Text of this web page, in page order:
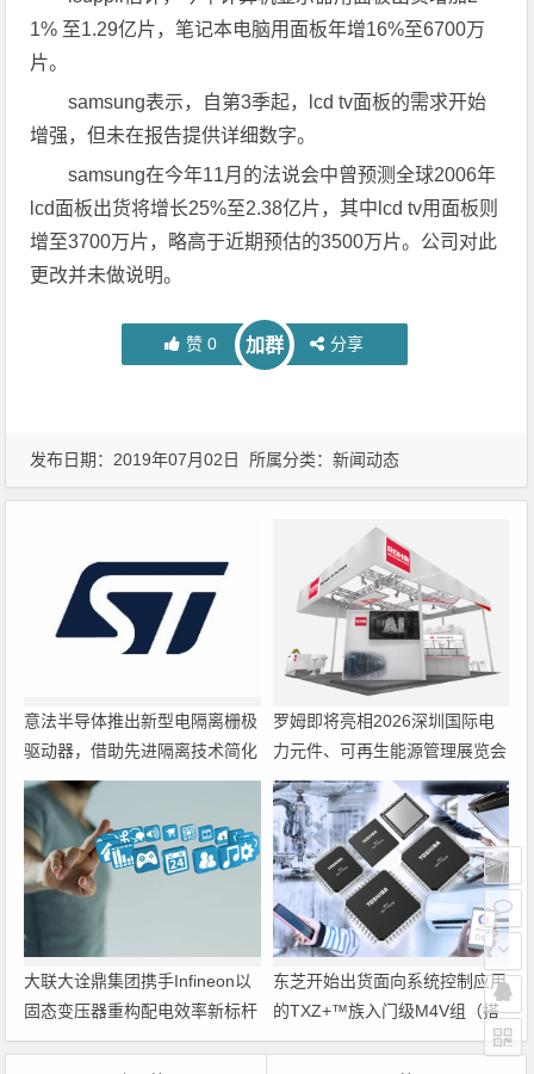
1% 至1.29亿片，笔记本电脑用面板年增16%至6700万
片。
samsung表示，自第3季起，lcd tv面板的需求开始
增强，但未在报告提供详细数字。
samsung在今年11月的法说会中曾预测全球2006年
lcd面板出货将增长25%至2.38亿片，其中lcd tv用面板则
增至3700万片，略高于近期预估的3500万片。公司对此
更改并未做说明。
赞 0 加群 分享
发布日期：2019年07月02日 所属分类：新闻动态
意法半导体推出新型电隔离栅极
驱动器，借助先进隔离技术简化
电源设计
罗姆即将亮相2026深圳国际电
力元件、可再生能源管理展览会
暨研讨会
大联大诠鼎集团携手Infineon以
固态变压器重构配电效率新标杆
东芝开始出货面向系统控制应用
的TXZ+™族入门级M4V组（搭
载Arm Cortex‑M4内核的标准微